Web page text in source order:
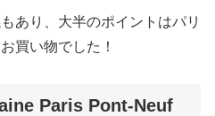
あり、大半のポイントはパリ
買い物でした！
Paris Pont-Neuf